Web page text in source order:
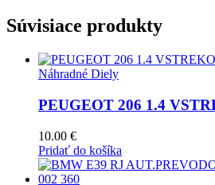
Súvisiace produkty
Náhradné Diely
PEUGEOT 206 1.4
10.00 €
Pridať do košíka